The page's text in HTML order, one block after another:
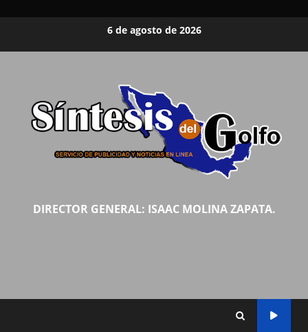
6 de agosto de 2026
DIRECTOR GENERAL: ISAAC MOLINA ZAPATA.